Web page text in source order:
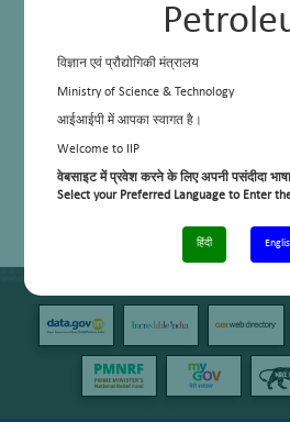
विज्ञान एवं प्रौद्योगिकी मंत्रालय
Ministry of Science & Technology
आईआईपी में आपका स्वागत है।
Welcome to IIP
वेबसाइट में प्रवेश करने के लिए अपनी पसंदीदा
Select your Preferred Language to Enter
हिंदी